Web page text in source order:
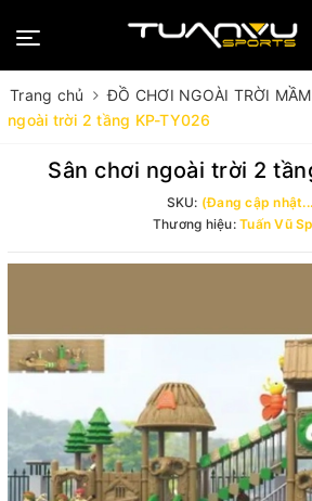
Trang chủ ĐỒ CHƠI NGOÀI TRỜI
ngoài trời 2 tầng KP-TY026
Sân chơi ngoài trời 2
SKU: (Đang cập
Thương hiệu: Tuấn Vũ